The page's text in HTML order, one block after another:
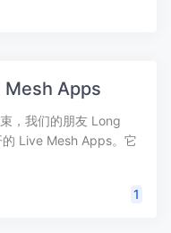
Mesh Apps
，我们的朋友 Long
Live Mesh Apps。它
1